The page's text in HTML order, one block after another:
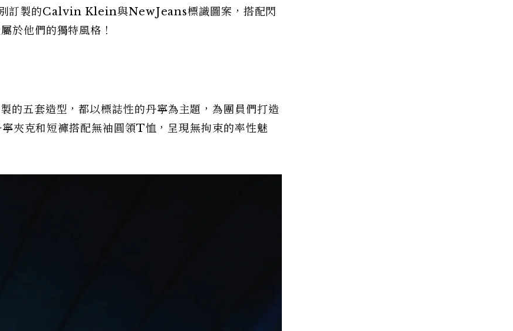
訂製的Calvin Klein與NewJeans標識圖案，搭配閃
於他們的獨特風格！
五套造型，都以標誌性的丹寧為主題，為團員們打造
夾克和短褲搭配無袖圓領T恤，呈現無拘束的率性魅